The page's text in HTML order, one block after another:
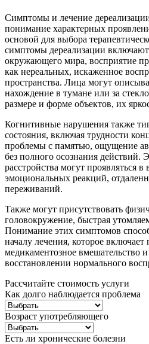
Симптомы и лечение
понимание характерных
основой для выбора
симптомы дереализации
окружающего мира, восприятие
как нереальных, искаженное
пространства. Лица могут
нахождение в тумане или за
размере и форме объектов, их
Когнитивные нарушения также
состояния, включая трудности
проблемы с памятью, ощущение
без полного осознания действий.
расстройства могут проявляться в
эмоциональных реакций,
переживаний.
Также могут присутствовать
головокружение, быстрая
Понимание этих симптомов
началу лечения, которое
медикаментозное вмешательство
восстановлении нормального
Рассчитайте стоимость услуги
Как долго наблюдается проблема
Возраст употребляющего
Есть ли хронические болезни